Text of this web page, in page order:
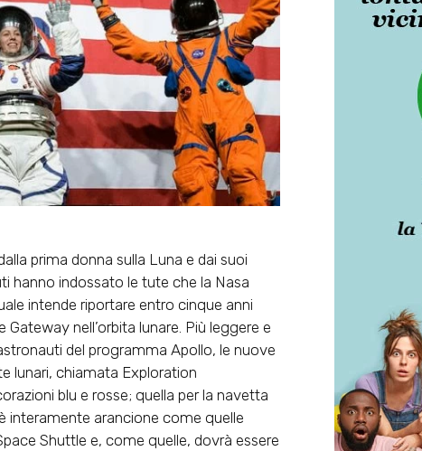
prima donna sulla Luna e dai suoi
hanno indossato le tute che la Nasa
intende riportare entro cinque anni
nell’orbita lunare. Più leggere e
del programma Apollo, le nuove
lunari, chiamata Exploration
blu e rosse; quella per la navetta
interamente arancione come quelle
Shuttle e, come quelle, dovrà essere